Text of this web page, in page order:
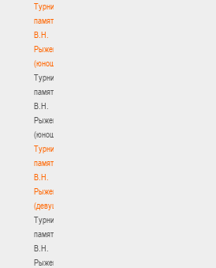
Турнир
памяти
В.Н.
Рыженкова
(юноши)
Турнир
памяти
В.Н.
Рыженкова
(юноши)
Турнир
памяти
В.Н.
Рыженкова
(девушки)
Турнир
памяти
В.Н.
Рыженкова